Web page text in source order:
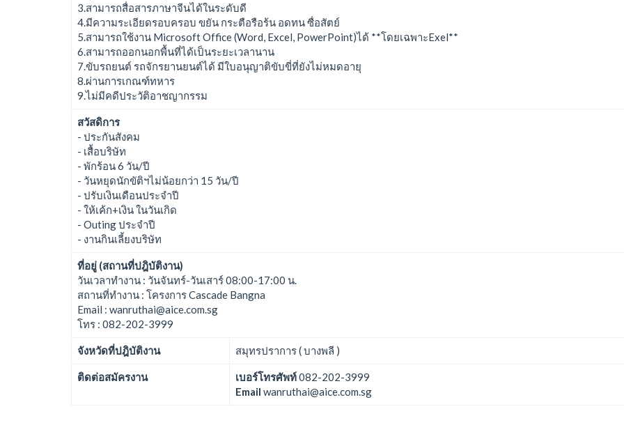
3.สามารถสื่อสารภาษาจีนได้ในระดับดี
4.มีความระเอียดรอบครอบ ขยัน กระตือรือร้น อดทน ซื่อสัตย์
5.สามารถใช้งาน Microsoft Office (Word, Excel, PowerPoint)ได้ **โดยเฉพาะExel**
6.สามารถออกนอกพื้นที่ได้เป็นระยะเวลานาน
7.ขับรถยนต์ รถจักรยานยนต์ได้ มีใบอนุญาติขับขี่ที่ยังไม่หมดอายุ
8.ผ่านการเกณฑ์ทหาร
9.ไม่มีคดีประวัติอาชญากรรม
สวัสดิการ
- ประกันสังคม
- เสื้อบริษัท
- พักร้อน 6 วัน/ปี
- วันหยุดนักขัติฯไม่น้อยกว่า 15 วัน/ปี
- ปรับเงินเดือนประจำปี
- ให้เค้ก+เงิน ในวันเกิด
- Outing ประจำปี
- งานกินเลี้ยงบริษัท
ที่อยู่ (สถานที่ปฎิบัติงาน)
วันเวลาทำงาน : วันจันทร์-วันเสาร์ 08:00-17:00 น.
สถานที่ทำงาน : โครงการ Cascade Bangna
Email : wanruthai@aice.com.sg
โทร : 082-202-3999
จังหวัดที่ปฎิบัติงาน สมุทรปราการ ( บางพลี )
ติดต่อสมัครงาน เบอร์โทรศัพท์082-202-3999
Email wanruthai@aice.com.sg